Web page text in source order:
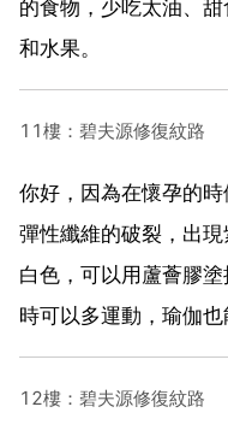
的食物，少吃太油、
和水果。
11樓：碧夫源修復紋路
你好，因為在懷孕的
彈性纖維的破裂，出
白色，可以用蘆薈膠
時可以多運動，瑜伽也
12樓：碧夫源修復紋路